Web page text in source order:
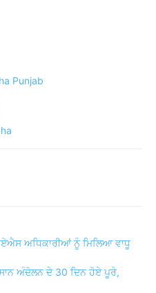
Punjab
ਅਧਿਕਾਰੀਆਂ ਨੂੰ ਮਿਲਿਆ ਵਾਧੂ
ਅੰਦੋਲਨ ਦੇ 30 ਦਿਨ ਹੋਏ ਪੂਰੇ,